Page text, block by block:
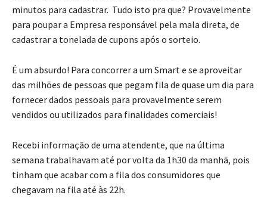
minutos para cadastrar. Tudo isto pra que? Provavelmente
para poupar a Empresa responsável pela mala direta, de
cadastrar a tonelada de cupons após o sorteio.
É um absurdo! Para concorrer a um Smart e se aproveitar
das milhões de pessoas que pegam fila de quase um dia para
fornecer dados pessoais para provavelmente serem
vendidos ou utilizados para finalidades comerciais!
Recebi informação de uma atendente, que na última
semana trabalhavam até por volta da 1h30 da manhã, pois
tinham que acabar com a fila dos consumidores que
chegavam na fila até às 22h.